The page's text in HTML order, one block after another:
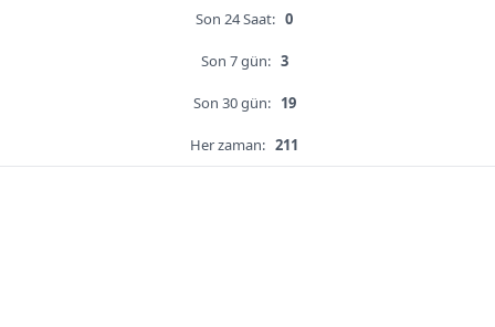
Son 24 Saat: 0
Son 7 gün: 3
Son 30 gün: 19
Her zaman: 211